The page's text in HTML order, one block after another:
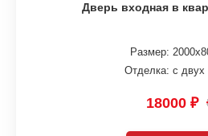
Дверь входная в
Размер:
Отделка: с двух
18000 ₽